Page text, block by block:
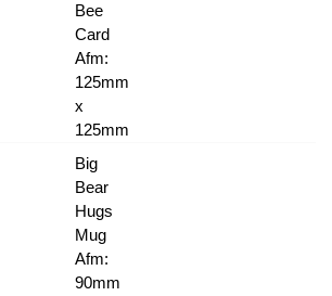
Bee
Card
Afm:
125mm
x
125mm
Big
Bear
Hugs
Mug
Afm:
90mm